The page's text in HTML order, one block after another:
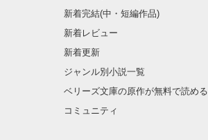
新着完結(中・短編作品)
新着レビュー
新着更新
ジャンル別小説一覧
ベリーズ文庫の原作が無料で読める
コミュニティ